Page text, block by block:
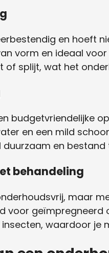
en hoeft
vorm en ideaal
of splijt, wat het
budgetvriendelijke
en een mild
duurzaam en
behandeling
maar
voor
waardoor je